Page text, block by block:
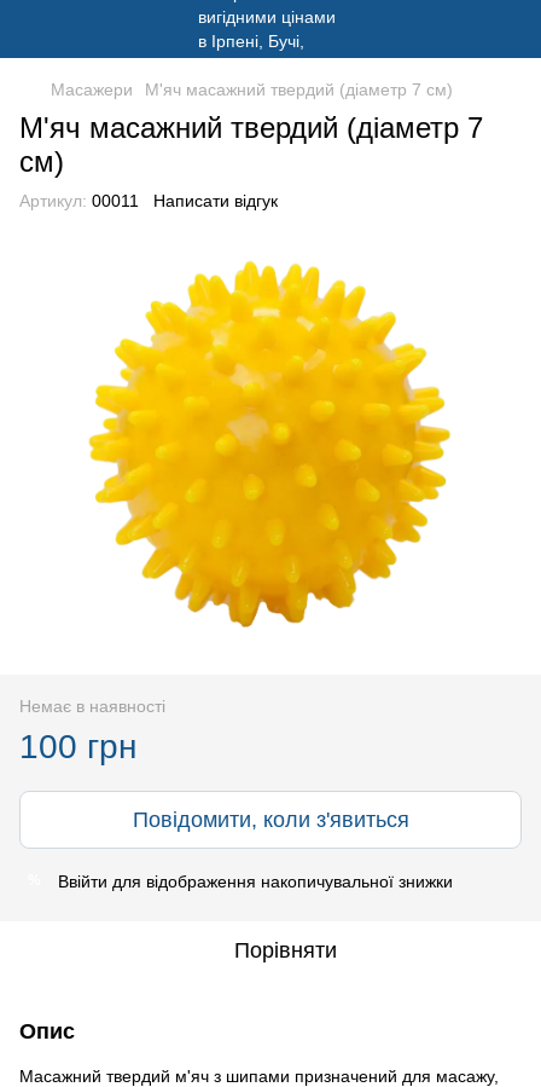
Масажери М'яч масажний твердий (діаметр 7 см)
М'яч масажний твердий (діаметр 7
см)
Артикул: 00011 Написати відгук
Немає в наявності
100 грн
Повідомити, коли з'явиться
Ввійти для відображення накопичувальної знижки
Порівняти
Опис
Масажний твердий м'яч з шипами призначений для масажу,